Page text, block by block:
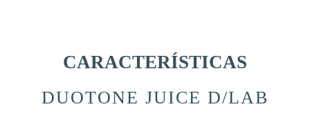
CARACTERÍSTICAS
DUOTONE JUICE D/LAB